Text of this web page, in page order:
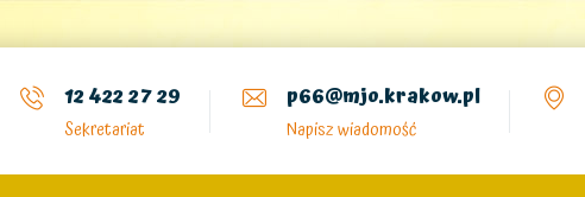
12 422 27 29
Sekretariat
p66@mjo.krakow.pl
Napisz wiadomość